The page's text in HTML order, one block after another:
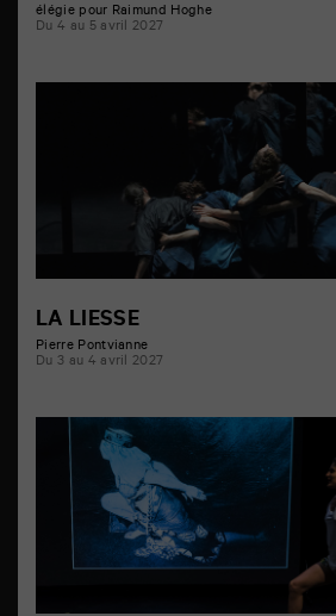
élégie pour Raimund Hoghe
Du 4 au 5 avril 2027
LA LIESSE
Pierre Pontvianne
Du 3 au 4 avril 2027